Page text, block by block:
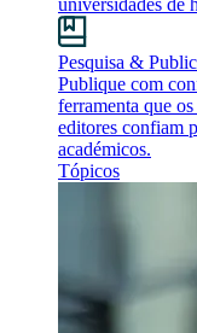
universidades de
Pesquisa &
Publique com
ferramenta que
editores confiam
académicos.
Tópicos